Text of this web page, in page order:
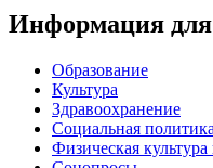
Информация для
Образование
Культура
Здравоохранение
Социальная политика
Физическая культура